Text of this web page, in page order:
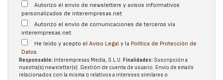
Autorizo el envío de newsletters y avisos informativos
personalizados de interempresas.net
Autorizo el envío de comunicaciones de terceros vía
interempresas.net
He leído y acepto el Aviso Legal y la Política de Protección de
Datos
Responsable: Interempresas Media, S.L.U. Finalidades: Suscripción a
nuestra(s) newsletter(s). Gestión de cuenta de usuario. Envío de emails
relacionados con la misma o relativos a intereses similares o